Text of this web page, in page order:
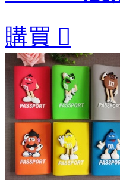
購買 